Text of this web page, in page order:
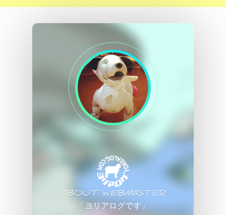
ABOUT WEBMASTER
「ヨリアログです」